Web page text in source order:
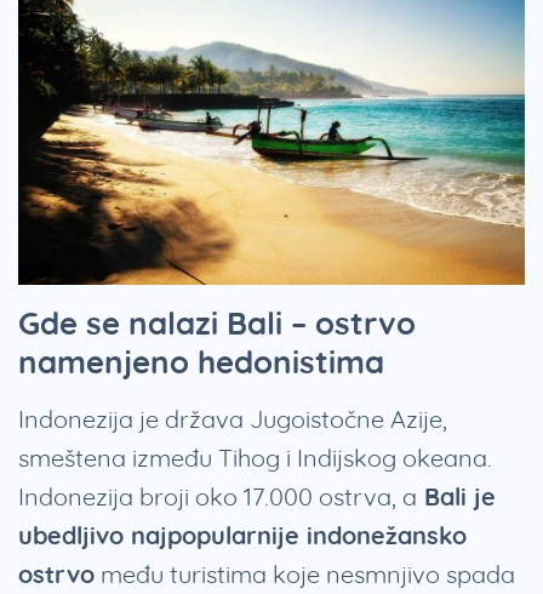
Gde se nalazi Bali – ostrvo
namenjeno hedonistima
Indonezija je država Jugoistočne Azije,
smeštena između Tihog i Indijskog okeana.
Indonezija broji oko 17.000 ostrva, a Bali je
ubedljivo najpopularnije indonežansko
ostrvo među turistima koje nesmnjivo spada